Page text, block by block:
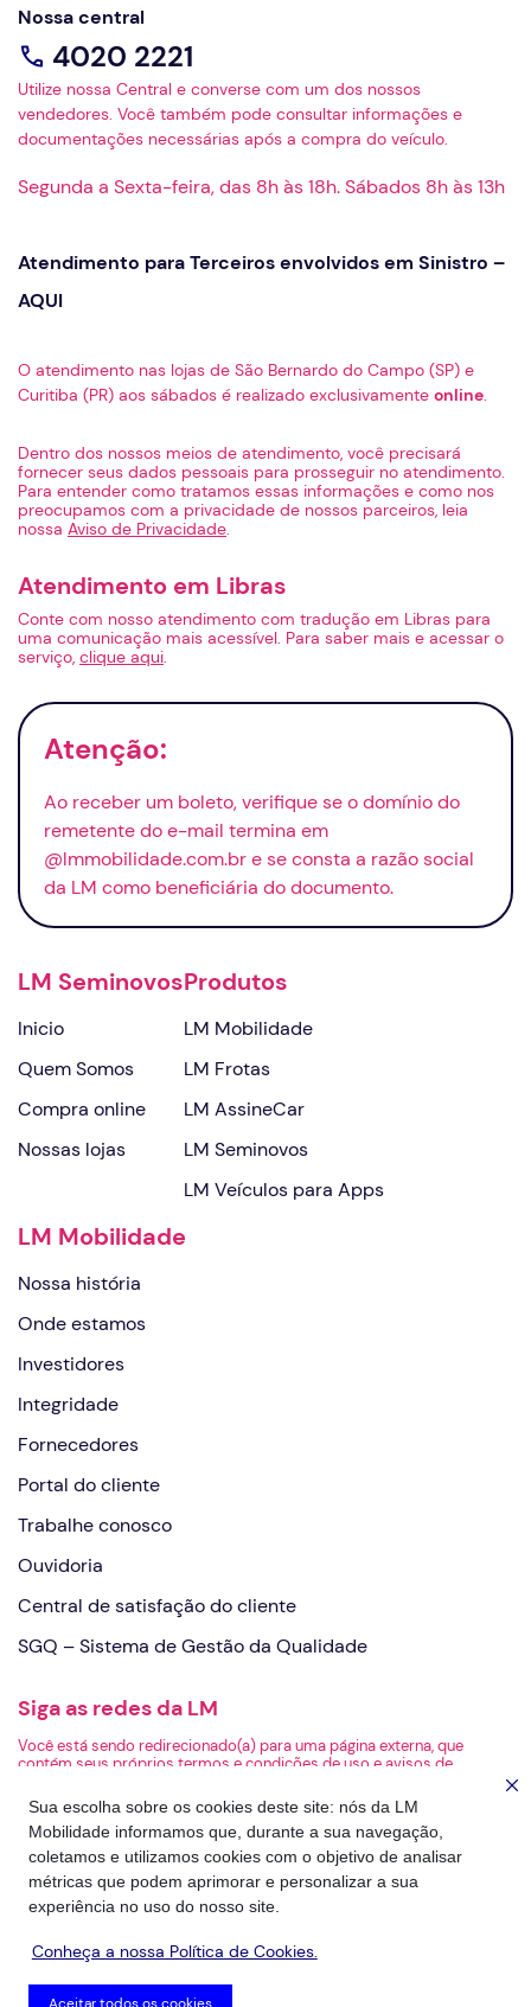
Sua escolha sobre os cookies deste site: nós da LM
Mobilidade informamos que, durante a sua navegação,
coletamos e utilizamos cookies com o objetivo de analisar
métricas que podem aprimorar e personalizar a sua
experiência no uso do nosso site.
Conheça a nossa Política de Cookies.
Aceitar todos os cookies
Nossa central
4020 2221
Utilize nossa Central e converse com um dos nossos
vendedores. Você também pode consultar informações e
documentações necessárias após a compra do veículo.
Segunda a Sexta-feira, das 8h às 18h. Sábados 8h às 13h
Atendimento para Terceiros envolvidos em Sinistro –
AQUI
O atendimento nas lojas de São Bernardo do Campo (SP) e
Curitiba (PR) aos sábados é realizado exclusivamente online.
Dentro dos nossos meios de atendimento, você precisará
fornecer seus dados pessoais para prosseguir no atendimento.
Para entender como tratamos essas informações e como nos
preocupamos com a privacidade de nossos parceiros, leia
nossa Aviso de Privacidade.
Atendimento em Libras
Conte com nosso atendimento com tradução em Libras para
uma comunicação mais acessível. Para saber mais e acessar o
serviço, clique aqui.
Atenção:
Ao receber um boleto, verifique se o domínio do
remetente doe-mail termina em
@lmmobilidade.com.br e se consta a razão social
da LM como beneficiária do documento.
LM Seminovos
Inicio
Quem Somos
Compra online
Nossas lojas
Produtos
LM Mobilidade
LM Frotas
LM AssineCar
LM Veículos para Apps
LM Seminovos
LM Mobilidade
Nossa história
Onde estamos
Investidores
Integridade
Fornecedores
Portal do cliente
Trabalhe conosco
Ouvidoria
Central de satisfação do cliente
SGQ – Sistema de Gestão da Qualidade
Siga as redes da LM
Você está sendo redirecionado(a) para uma página externa, que
contém seus próprios termos e condições de uso e avisos de
de privacidade da página de destino.